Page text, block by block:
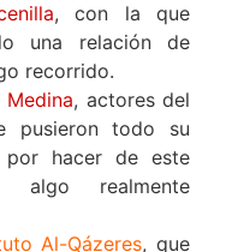
, con la que
una relación de
recorrido.
Medina, actores del
pusieron todo su
por hacer de este
algo realmente
Al-Qázeres, que